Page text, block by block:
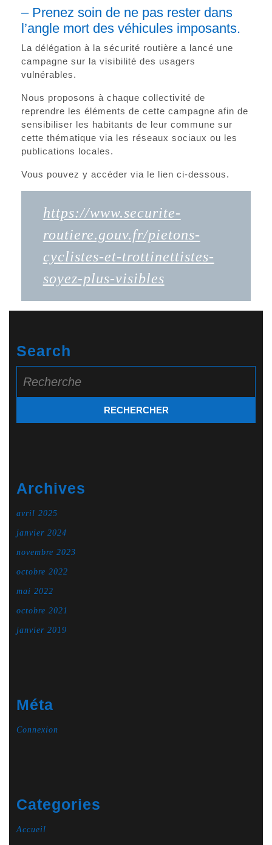
– Prenez soin de ne pas rester dans
l’angle mort des véhicules imposants.
La délégation à la sécurité routière a lancé une
campagne sur la visibilité des usagers
vulnérables.
Nous proposons à chaque collectivité de
reprendre les éléments de cette campagne afin de
sensibiliser les habitants de leur commune sur
cette thématique via les réseaux sociaux ou les
publications locales.
Vous pouvez y accéder via le lien ci-dessous.
https://www.securite-
routiere.gouv.fr/pietons-
cyclistes-et-trottinettistes-
soyez-plus-visibles
Search
for:
Archives
avril 2025
janvier 2024
novembre 2023
octobre 2022
mai 2022
octobre 2021
janvier 2019
Méta
Connexion
Categories
Accueil